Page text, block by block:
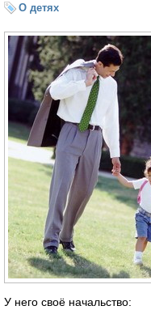
О детях
У него своё начальство: